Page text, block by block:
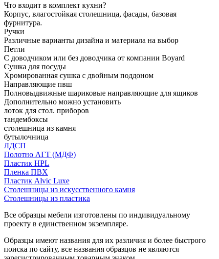
Что входит в комплект кухни?
Корпус, влагостойкая столешница, фасады, базовая
фурнитура.
Ручки
Различные варианты дизайна и материала на выбор
Петли
С доводчиком или без доводчика от компании Boyard
Сушка для посуды
Хромированная сушка с двойным поддоном
Направляющие пвш
Полновыдвижные шариковые направляющие для ящиков
Дополнительно можно установить
лоток для стол. приборов
тандембоксы
столешница из камня
бутылочница
ЛДСП
Полотно АГТ (МДФ)
Пластик HPL
Пленка ПВХ
Пластик Alvic Luxe
Столешницы из искусственного камня
Столешницы из пластика
Все образцы мебели изготовлены по индивидуальному
проекту в единственном экземпляре.
Образцы имеют названия для их различия и более быстрого
поиска по сайту, все названия образцов не являются